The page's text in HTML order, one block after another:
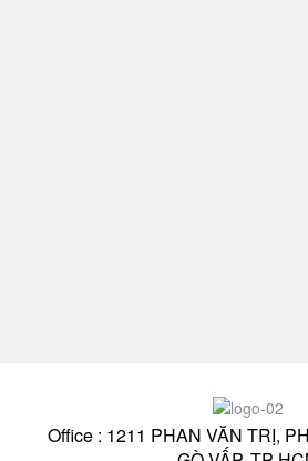
Office : 1211 PHAN VĂN TRỊ,